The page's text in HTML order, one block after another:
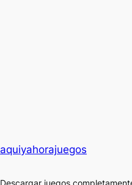
aquiyahorajuegos